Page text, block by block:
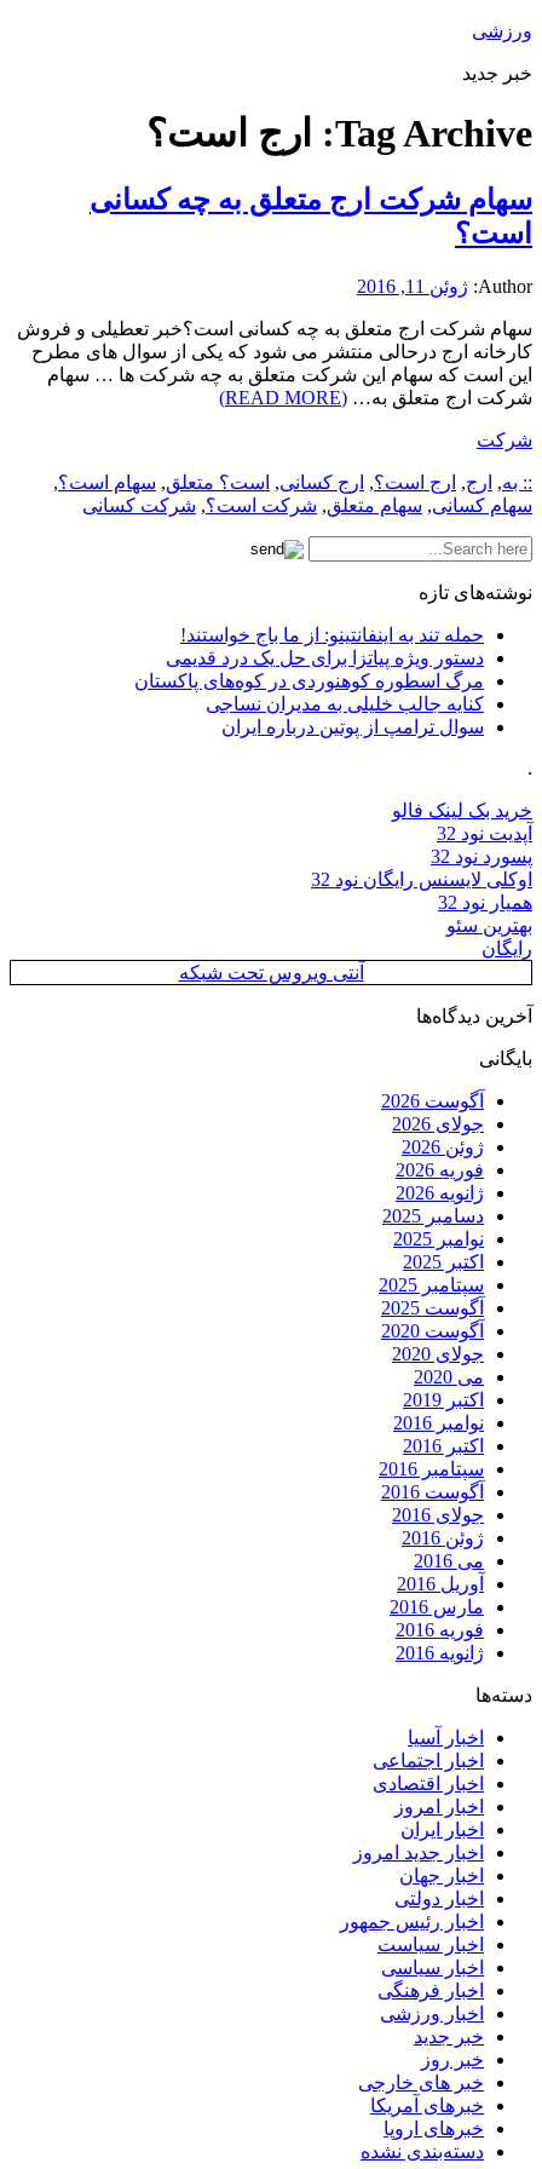
ورزشی
خبر جدید
Tag Archive: ارج است؟
سهام شرکت ارج متعلق به چه کسانی
است؟
Author: ژوئن 11, 2016
سهام شرکت ارج متعلق به چه کسانی است؟خبر تعطیلی و فروش
کارخانه ارج درحالی منتشر می شود که یکی از سوال های مطرح
این است که سهام این شرکت متعلق به چه شرکت ها … سهام
شرکت ارج متعلق به… (READ MORE)
شرکت
:: به, ارج, ارج است؟, ارج کسانی, است؟ متعلق, سهام است؟,
سهام کسانی, سهام متعلق, شرکت است؟, شرکت کسانی
نوشته‌های تازه
حمله تند به اینفانتینو: از ما باج خواستند!
دستور ویژه پیاتزا برای حل یک درد قدیمی
مرگ اسطوره کوهنوردی در کوه‌های پاکستان
کنایه جالب خلیلی به مدیران نساجی
سوال ترامپ از پوتین درباره ایران
.
خرید بک لینک فالو
آپدیت نود 32
پسورد نود 32
اوکلی لایسنس رایگان نود 32
همیار نود 32
بهترین سئو
رایگان
آنتی ویروس تحت شبکه
آخرین دیدگاه‌ها
بایگانی
آگوست 2026
جولای 2026
ژوئن 2026
فوریه 2026
ژانویه 2026
دسامبر 2025
نوامبر 2025
اکتبر 2025
سپتامبر 2025
آگوست 2025
آگوست 2020
جولای 2020
می 2020
اکتبر 2019
نوامبر 2016
اکتبر 2016
سپتامبر 2016
آگوست 2016
جولای 2016
ژوئن 2016
می 2016
آوریل 2016
مارس 2016
فوریه 2016
ژانویه 2016
دسته‌ها
اخبار آسیا
اخبار اجتماعی
اخبار اقتصادی
اخبار امروز
اخبار ایران
اخبار جدید امروز
اخبار جهان
اخبار دولتی
اخبار رئیس جمهور
اخبار سیاست
اخبار سیاسی
اخبار فرهنگی
اخبار ورزشی
خبر جدید
خبر روز
خبر های خارجی
خبرهای آمریکا
خبرهای اروپا
دسته‌بندی نشده